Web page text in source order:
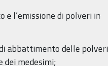
l’emissione di polveri in
abbattimento delle polveri
dei medesimi;